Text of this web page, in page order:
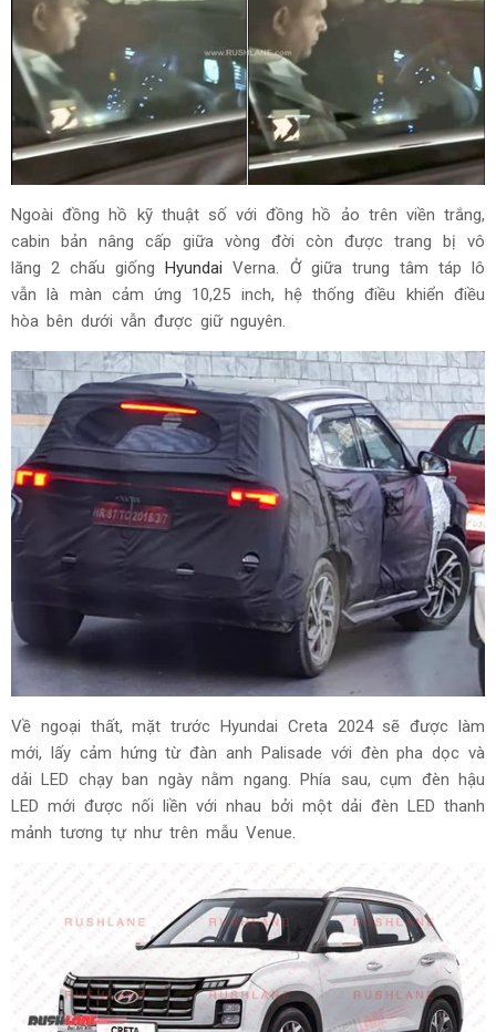
Ngoài đồng hồ kỹ thuật số với đồng hồ ảo trên viền trắng,
cabin bản nâng cấp giữa vòng đời còn được trang bị vô
lăng 2 chấu giốngHyundai Verna. Ở giữa trung tâm táp lô
vẫn là màn cảm ứng 10,25 inch, hệ thống điều khiển điều
hòa bên dưới vẫn được giữ nguyên.
Về ngoại thất, mặt trước Hyundai Creta 2024 sẽ được làm
mới, lấy cảm hứng từ đàn anh Palisade với đèn pha dọc và
dải LED chạy ban ngày nằm ngang. Phía sau, cụm đèn hậu
LED mới được nối liền với nhau bởi một dải đèn LED thanh
mảnh tương tự như trên mẫu Venue.